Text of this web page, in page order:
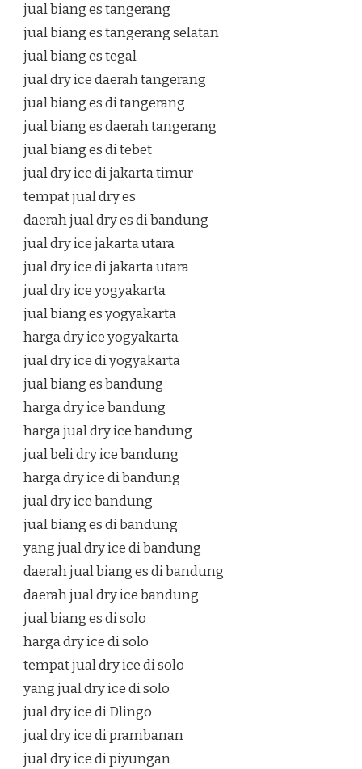
jual biang es tangerang
jual biang es tangerang selatan
jual biang es tegal
jual dry ice daerah tangerang
jual biang es di tangerang
jual biang es daerah tangerang
jual biang es di tebet
jual dry ice di jakarta timur
tempat jual dry es
daerah jual dry es di bandung
jual dry ice jakarta utara
jual dry ice di jakarta utara
jual dry ice yogyakarta
jual biang es yogyakarta
harga dry ice yogyakarta
jual dry ice di yogyakarta
jual biang es bandung
harga dry ice bandung
harga jual dry ice bandung
jual beli dry ice bandung
harga dry ice di bandung
jual dry ice bandung
jual biang es di bandung
yang jual dry ice di bandung
daerah jual biang es di bandung
daerah jual dry ice bandung
jual biang es di solo
harga dry ice di solo
tempat jual dry ice di solo
yang jual dry ice di solo
jual dry ice di Dlingo
jual dry ice di prambanan
jual dry ice di piyungan